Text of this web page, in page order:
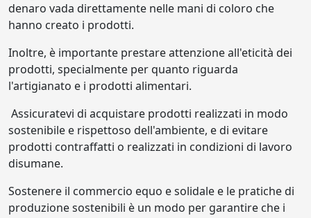
denaro vada direttamente nelle mani di coloro che
hanno creato i prodotti.
Inoltre, è importante prestare attenzione all'eticità dei
prodotti, specialmente per quanto riguarda
l'artigianato e i prodotti alimentari.
Assicuratevi di acquistare prodotti realizzati in modo
sostenibile e rispettoso dell'ambiente, e di evitare
prodotti contraffatti o realizzati in condizioni di lavoro
disumane.
Sostenere il commercio equo e solidale e le pratiche di
produzione sostenibili è un modo per garantire che i